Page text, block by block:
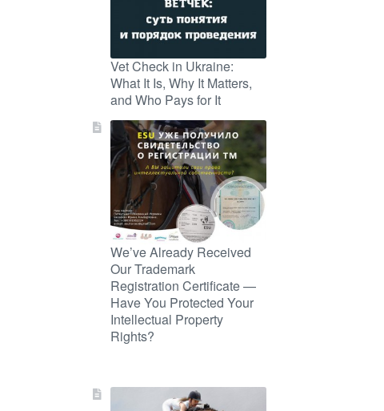
Vet Check in Ukraine:
What It Is, Why It Matters,
and Who Pays for It
We’ve Already Received
Our Trademark
Registration Certificate —
Have You Protected Your
Intellectual Property
Rights?